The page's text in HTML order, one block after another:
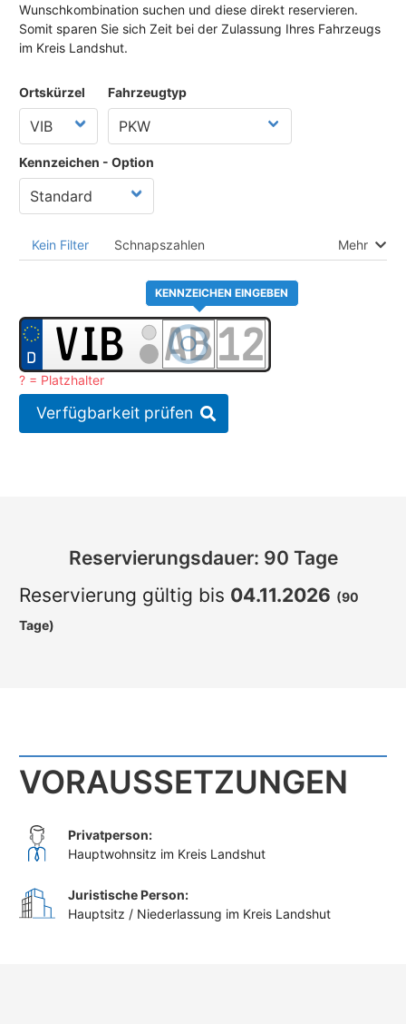
Wunschkombination suchen und diese direkt reservieren.
Somit sparen Sie sich Zeit bei der Zulassung Ihres Fahrzeugs
im Kreis Landshut.
Ortskürzel Fahrzeugtyp
Kennzeichen - Option
Kein Filter Schnapszahlen Mehr
KENNZEICHEN EINGEBEN
? = Platzhalter
Verfügbarkeit prüfen
Reservierungsdauer: 90 Tage
Reservierung gültig bis 04.11.2026 (90
Tage)
VORAUSSETZUNGEN
Privatperson:
Hauptwohnsitz im Kreis Landshut
Juristische Person:
Hauptsitz / Niederlassung im Kreis Landshut